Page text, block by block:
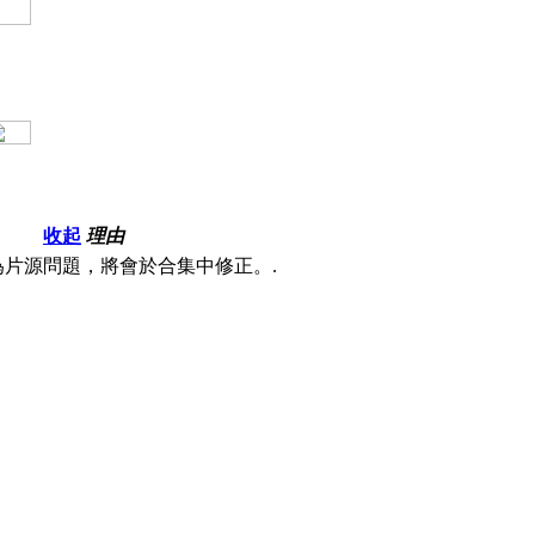
收起 理由
源問題，將會於合集中修正。.